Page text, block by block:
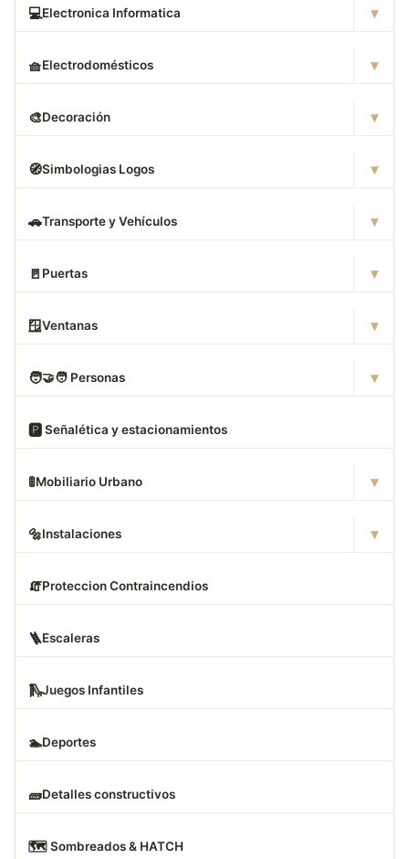
💻Electronica Informatica ▾
🧺Electrodomésticos ▾
🎨Decoración ▾
🧭Simbologias Logos ▾
🚗Transporte y Vehículos ▾
🚪 Puertas ▾
🪟Ventanas ▾
🧑‍🤝‍🧑 Personas ▾
🅿️ Señalética y estacionamientos
🚦Mobiliario Urbano ▾
🔩Instalaciones ▾
🧯Proteccion Contraincendios
🪜Escaleras
🛝Juegos Infantiles
🏊Deportes
🧱Detalles constructivos
🗺️ Sombreados & HATCH